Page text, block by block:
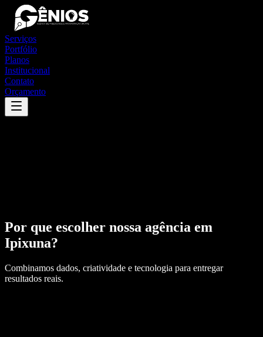
Serviços
Portfólio
Planos
Institucional
Contato
Orçamento
Por que escolher nossa agência em
Ipixuna?
Combinamos dados, criatividade e tecnologia para entregar
resultados reais.